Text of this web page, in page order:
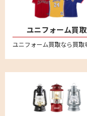
ユニフォーム買取